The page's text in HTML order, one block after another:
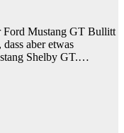
Ford Mustang GT Bullitt
aber etwas
Shelby GT.…